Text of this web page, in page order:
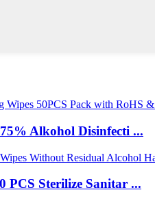
Alkohol Disinfecti ...
PCS Sterilize Sanitar ...